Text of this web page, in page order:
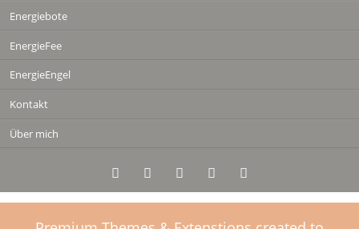
überspringen
Energiebote
EnergieFee
EnergieEngel
Kontakt
Über mich